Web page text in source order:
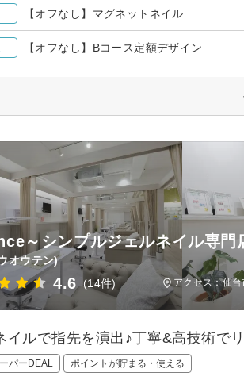
【オフなし】マグネットネイル
【オフなし】Bコース定額デザイン
～シンプルジェルネイル専門
オウテン)
4.6 (14件) アクセス：仙
イルで指先を演出♪丁寧&高技術で
パーDEAL ポイントが貯まる・使える